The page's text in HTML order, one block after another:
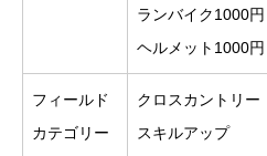
ランバイク1000円
ヘルメット1000円
フィールド
カテゴリー
クロスカントリー
スキルアップ